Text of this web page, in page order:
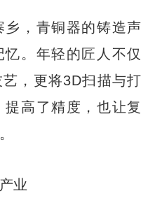
，青铜器的铸造声
。年轻的匠人不仅
，更将3D扫描与打
高了精度，也让复
业